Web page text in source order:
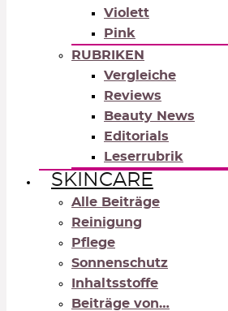
Violett
Pink
RUBRIKEN
Vergleiche
Reviews
Beauty News
Editorials
Leserrubrik
SKINCARE
Alle Beiträge
Reinigung
Pflege
Sonnenschutz
Inhaltsstoffe
Beiträge von…